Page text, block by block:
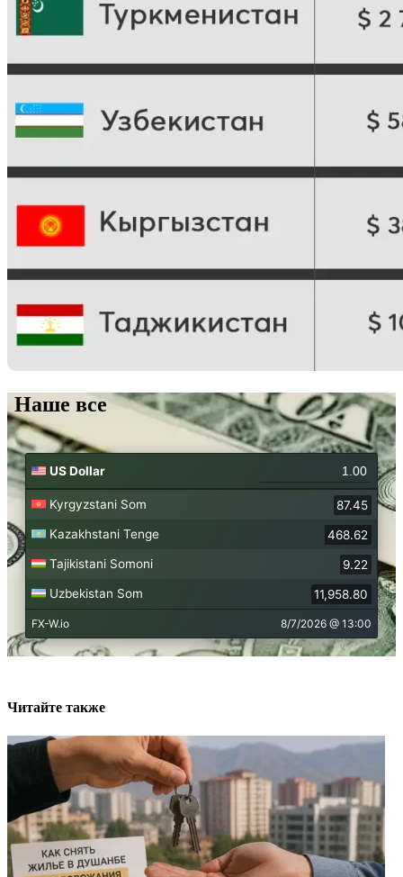
Наше все
Читайте также